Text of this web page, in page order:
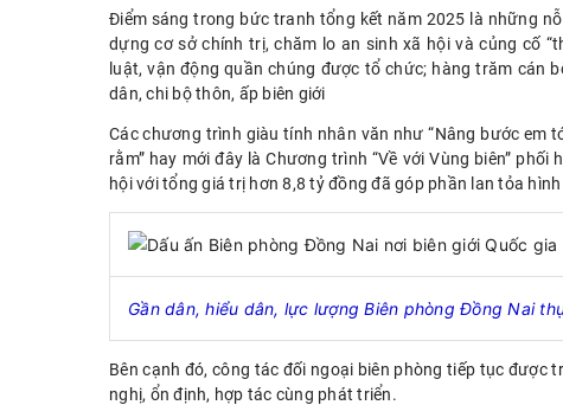
Điểm sáng trong bức tranh tổng kết năm 2025 là những
dựng cơ sở chính trị, chăm lo an sinh xã hội và củng cố
luật, vận động quần chúng được tổ chức; hàng trăm cán
dân, chi bộ thôn, ấp biên giới
Các chương trình giàu tính nhân văn như “Nâng bước em
rằm” hay mới đây là Chương trình “Về với Vùng biên”
hội với tổng giá trị hơn 8,8 tỷ đồng đã góp phần lan tỏa
Gần dân, hiểu dân, lực lượng Biên phòng Đồng Nai
Bên cạnh đó, công tác đối ngoại biên phòng tiếp tục được
nghị, ổn định, hợp tác cùng phát triển.